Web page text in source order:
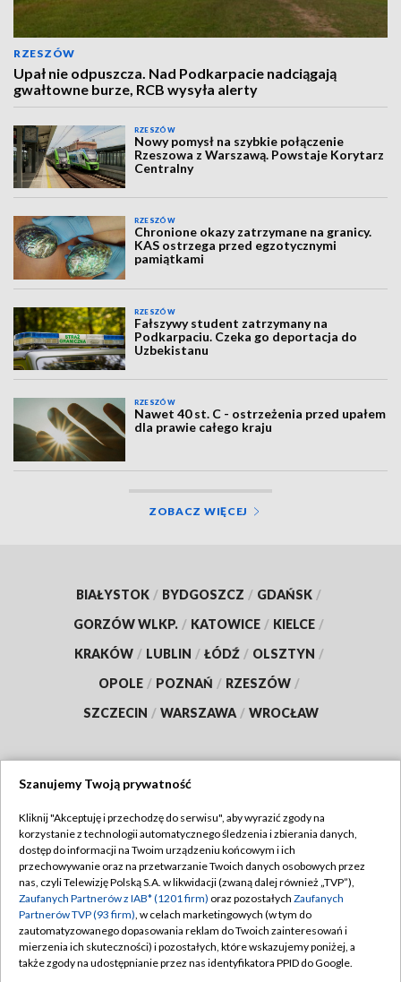
RZESZÓW
Upał nie odpuszcza. Nad Podkarpacie nadciągają
gwałtowne burze, RCB wysyła alerty
RZESZÓW
Nowy pomysł na szybkie połączenie
Rzeszowa z Warszawą. Powstaje Korytarz
Centralny
RZESZÓW
Chronione okazy zatrzymane na granicy.
KAS ostrzega przed egzotycznymi
pamiątkami
RZESZÓW
Fałszywy student zatrzymany na
Podkarpaciu. Czeka go deportacja do
Uzbekistanu
RZESZÓW
Nawet 40 st. C - ostrzeżenia przed upałem
dla prawie całego kraju
ZOBACZ WIĘCEJ
BIAŁYSTOK / BYDGOSZCZ / GDAŃSK /
GORZÓW WLKP. / KATOWICE / KIELCE /
KRAKÓW / LUBLIN / ŁÓDŹ / OLSZTYN /
OPOLE / POZNAŃ / RZESZÓW /
SZCZECIN / WARSZAWA / WROCŁAW
TVP
Abonament TVP
Emisja w TVP
Centrum informacji TVP
Naziemna Telewizja Cyfrowa
Regulamin TVP
Polityka prywatności
Moje zgody
Pomoc
Szanujemy Twoją prywatność
Kliknij "Akceptuję i przechodzę do serwisu", aby wyrazić zgody na
korzystanie z technologii automatycznego śledzenia i zbierania danych,
dostęp do informacji na Twoim urządzeniu końcowym i ich
przechowywanie oraz na przetwarzanie Twoich danych osobowych przez
nas, czyli Telewizję Polską S.A. w likwidacji (zwaną dalej również „TVP”),
Zaufanych Partnerów z IAB* (1201 firm) oraz pozostałych Zaufanych
Partnerów TVP (93 firm), w celach marketingowych (w tym do
zautomatyzowanego dopasowania reklam do Twoich zainteresowań i
mierzenia ich skuteczności) i pozostałych, które wskazujemy poniżej, a
także zgody na udostępnianie przez nas identyfikatora PPID do Google.